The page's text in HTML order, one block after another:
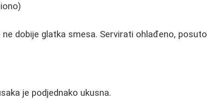
dobije glatka smesa. Servirati ohlađeno, posuto
je podjednako ukusna.